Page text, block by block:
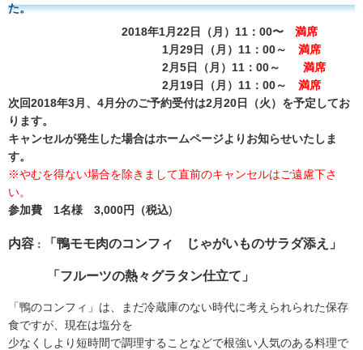
た。
2018年1月22日（月）11：00〜 満席
1月29日（月）11：00～ 満席
2月5日（月）11：00～ 満席
2月19日（月）11：00～ 満席
次回2018年3月、4月分のご予約受付は2月20日（火）を予定してお
ります。
キャンセルが発生した場合はホームページよりお知らせいたしま
す。
※やむを得ない場合を除きまして直前のキャンセルはご遠慮下さ
い。
参加費 1名様 3,000円（税込)
内容 ： 「鴨モモ肉のコンフィ じゃがいものサラダ添え」
「フルーツの熱々グラタン仕立て」
「鴨のコンフィ」は、まだ冷蔵庫のない時代に考えられられた保存
食ですが、現在は塩分を
少なくしより短時間で調理することなどで根強い人気のある料理で